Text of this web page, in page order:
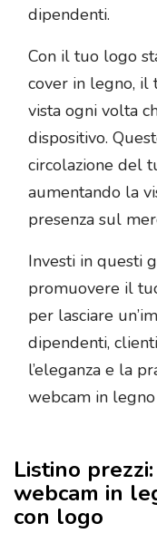
dipendenti.
Con il tuo logo
cover in legno, il
vista ogni volta
dispositivo.
circolazione del
aumentando la
presenza sul
Investi in questi
promuovere il
per lasciare
dipendenti,
l’eleganza e la
webcam in
Listino
webcam in
con logo